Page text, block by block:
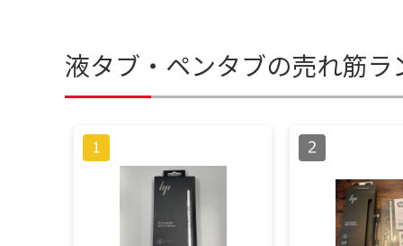
液タブ・ペンタブの売れ筋ラ